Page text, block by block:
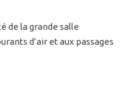
de la grande salle
d’air et aux passages